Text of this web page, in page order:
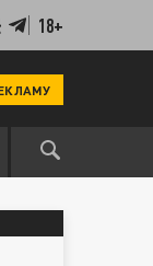
18+